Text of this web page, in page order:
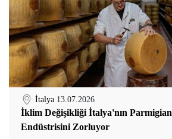
İtalya 13.07.2026
İklim Değişikliği İtalya'nın
Endüstrisini Zorluyor